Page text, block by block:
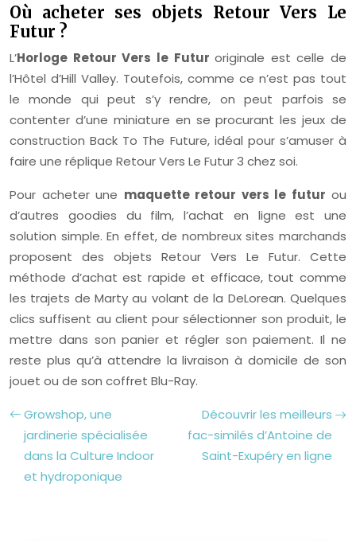
Où acheter ses objets Retour Vers Le
Futur ?
L’Horloge Retour Vers le Futuroriginale est celle de
l’Hôtel d’Hill Valley. Toutefois, comme ce n’est pas tout
le monde qui peut s’y rendre, on peut parfois se
contenter d’une miniature en se procurant les jeux de
construction Back To The Future, idéal pour s’amuser à
faire une réplique Retour Vers Le Futur 3 chez soi.
Pour acheter une maquette retour vers le futur ou
d’autres goodies du film, l’achat en ligne est une
solution simple. En effet, de nombreux sites marchands
proposent des objets Retour Vers Le Futur. Cette
méthode d’achat est rapide et efficace, tout comme
les trajets de Marty au volant de la DeLorean. Quelques
clics suffisent au client pour sélectionner son produit, le
mettre dans son panier et régler son paiement. Il ne
reste plus qu’à attendre la livraison à domicile de son
jouet ou de son coffret Blu-Ray.
Growshop, une
jardinerie spécialisée
dans la Culture Indoor
et hydroponique
Découvrir les meilleurs
fac-similés d’Antoine de
Saint-Exupéry en ligne